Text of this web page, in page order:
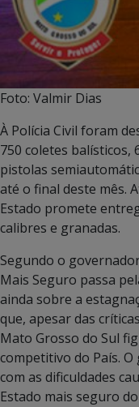
Foto: Valmir Dias
À Polícia Civil foram
750 coletes balísticos,
pistolas
até o final deste mês.
Estado promete
calibres e granadas.
Segundo o
Mais Seguro passa
ainda sobre a
que, apesar das
Mato Grosso do Sul
competitivo do País.
com as dificuldades
Estado mais seguro